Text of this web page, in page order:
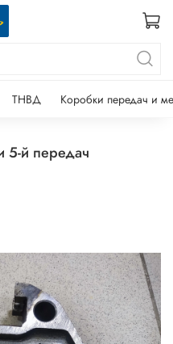
ТНВД Коробки передач и
5-й передач